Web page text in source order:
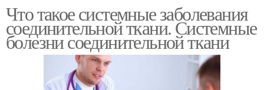
Что такое системные заболевания
соединительной ткани. Системные
болезни соединительной ткани